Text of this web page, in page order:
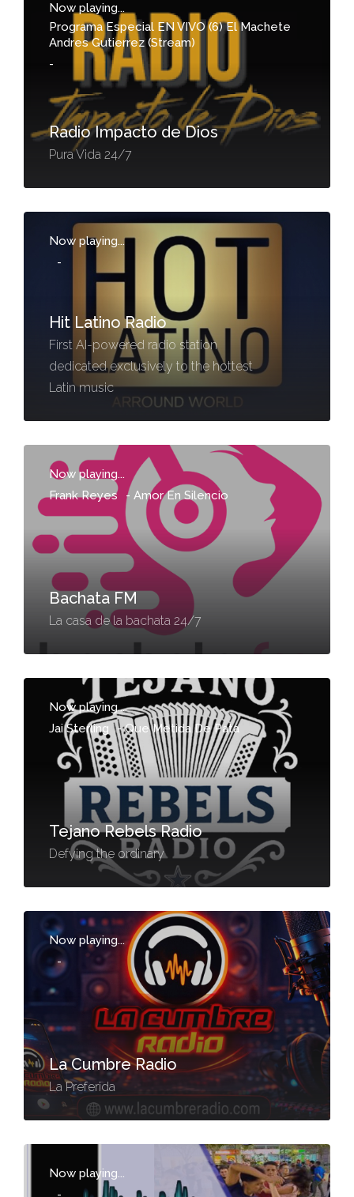
Now playing...
Programa Especial EN VIVO (6) El Machete
Andres Gutierrez (Stream)
-
Radio Impacto de Dios
Pura Vida 24/7
Now playing...
-
Hit Latino Radio
First AI-powered radio station
dedicated exclusively to the hottest
Latin music
Now playing...
Frank Reyes
- Amor En Silencio
Bachata FM
La casa de la bachata 24/7
Now playing...
Jai Sterling -Que Metida De Pata
Tejano Rebels Radio
Defying the ordinary
Now playing...
-
La Cumbre Radio
La Preferida
Now playing...